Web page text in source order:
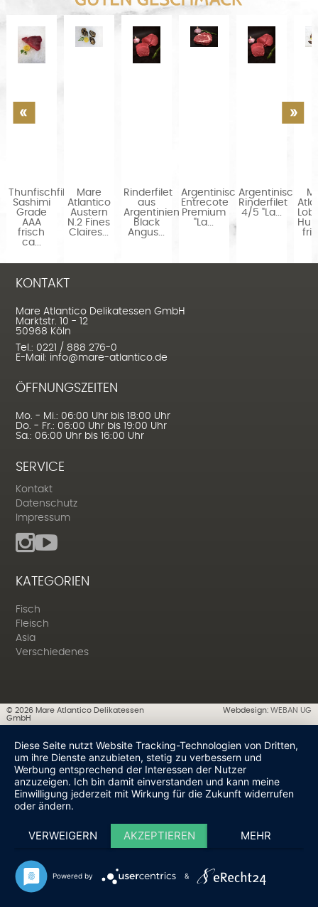
Thunfischfilet
Sashimi
Grade
AAA
frisch
ca...
Mare
Atlantico
Austern
N.2 Fines
Claires...
Rinderfilet
aus
Argentinien
Black
Angus...
Argentinisches
Entrecote
Premium
"La...
Argentinisches
Rinderfilet
4/5 "La...
KONTAKT
Mare Atlantico Delikatessen GmbH
Marktstr. 10 - 12
50968 Köln
Tel.: 0221 / 888 276-0
E-Mail: info@mare-atlantico.de
ÖFFNUNGSZEITEN
Mo. - Mi.: 06:00 Uhr bis 18:00 Uhr
Do. - Fr.: 06:00 Uhr bis 19:00 Uhr
Sa.: 06:00 Uhr bis 16:00 Uhr
SERVICE
Kontakt
Datenschutz
Impressum
KATEGORIEN
Fisch
Fleisch
Asia
Verschiedenes
© 2026Mare Atlantico Delikatessen
GmbH
Webdesign:WEBAN UG
Diese Seite nutzt Website Tracking-Technologien von Dritten,
um ihre Dienste anzubieten, stetig zu verbessern und
Werbung entsprechend der Interessen der Nutzer
anzuzeigen. Ich bin damit einverstanden und kann meine
Einwilligung jederzeit mit Wirkung für die Zukunft widerrufen
oder ändern.
VERWEIGERN AKZEPTIEREN MEHR
Powered by &